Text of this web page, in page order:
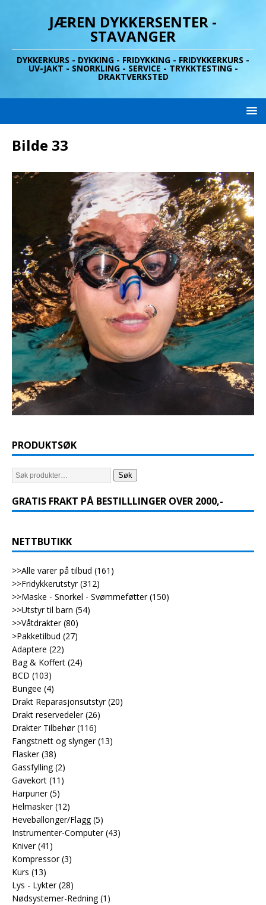
JÆREN DYKKERSENTER -
STAVANGER
DYKKERKURS - DYKKING - FRIDYKKING - FRIDYKKERKURS -
UV-JAKT - SNORKLING - SERVICE - TRYKKTESTING -
DRAKTVERKSTED
Bilde 33
PRODUKTSØK
Søk
GRATIS FRAKT PÅ BESTILLLINGER OVER 2000,-
NETTBUTIKK
>>Alle varer på tilbud (161)
>>Fridykkerutstyr (312)
>>Maske - Snorkel - Svømmeføtter (150)
>>Utstyr til barn (54)
>>Våtdrakter (80)
>Pakketilbud (27)
Adaptere (22)
Bag & Koffert (24)
BCD (103)
Bungee (4)
Drakt Reparasjonsutstyr (20)
Drakt reservedeler (26)
Drakter Tilbehør (116)
Fangstnett og slynger (13)
Flasker (38)
Gassfylling (2)
Gavekort (11)
Harpuner (5)
Helmasker (12)
Heveballonger/Flagg (5)
Instrumenter-Computer (43)
Kniver (41)
Kompressor (3)
Kurs (13)
Lys - Lykter (28)
Nødsystemer-Redning (1)